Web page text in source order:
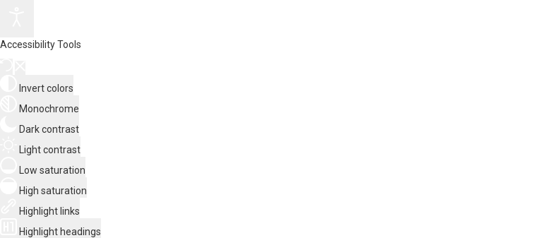
Accessibility Tools
Invert colors
Monochrome
Dark contrast
Light contrast
Low saturation
High saturation
Highlight links
Highlight headings